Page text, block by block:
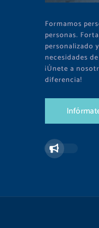
Formamos
personas.
personalizado
necesidades
¡Únete a
diferencia!
Infórmat